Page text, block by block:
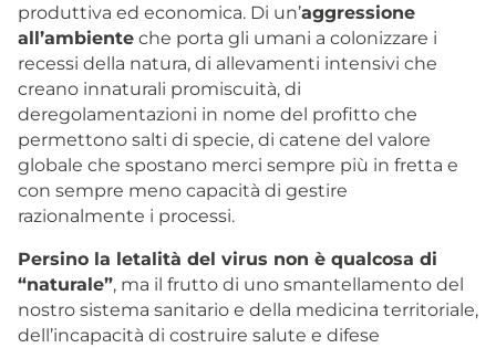
produttiva ed economica. Di un’aggressione
all’ambiente che porta gli umani a colonizzare i
recessi della natura, di allevamenti intensivi che
creano innaturali promiscuità, di
deregolamentazioni in nome del profitto che
permettono salti di specie, di catene del valore
globale che spostano merci sempre più in fretta e
con sempre meno capacità di gestire
razionalmente i processi.
Persino la letalità del virus non è qualcosa di
“naturale”, ma il frutto di uno smantellamento del
nostro sistema sanitario e della medicina territoriale,
dell’incapacità di costruire salute e difese